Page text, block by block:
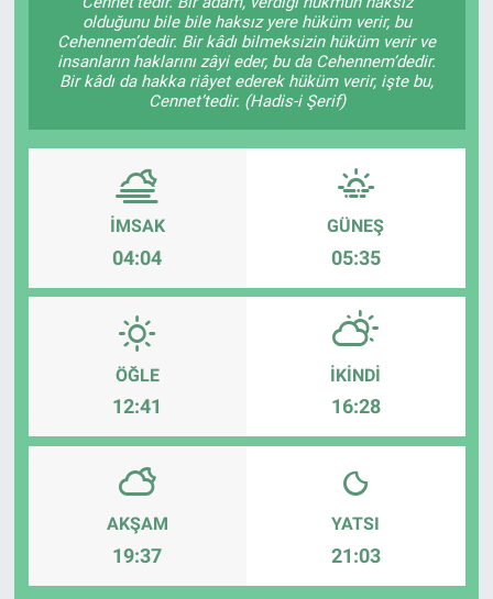
olduğunu bile bile haksız yere hüküm verir, bu
Cehennem’dedir. Bir kâdı bilmeksizin hüküm verir ve
insanların haklarını zâyi eder, bu da Cehennem’dedir.
Bir kâdı da hakka riâyet ederek hüküm verir, işte bu,
Cennet’tedir. (Hadis-i Şerif)
İMSAK
04:04
GÜNEŞ
05:35
ÖĞLE
12:41
İKINDI
16:28
AKŞAM
19:37
YATSI
21:03